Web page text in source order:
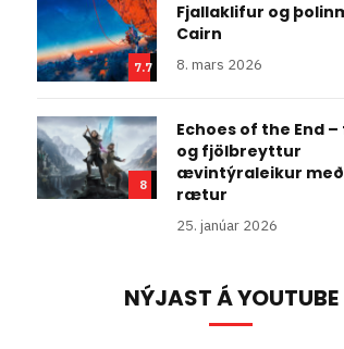
7.7
Fjallaklifur og
Cairn
8. mars 2026
8
Echoes of the End
og fjölbreyttur
ævintýraleikur
rætur
25. janúar 2026
NÝJAST Á YOUTUBE